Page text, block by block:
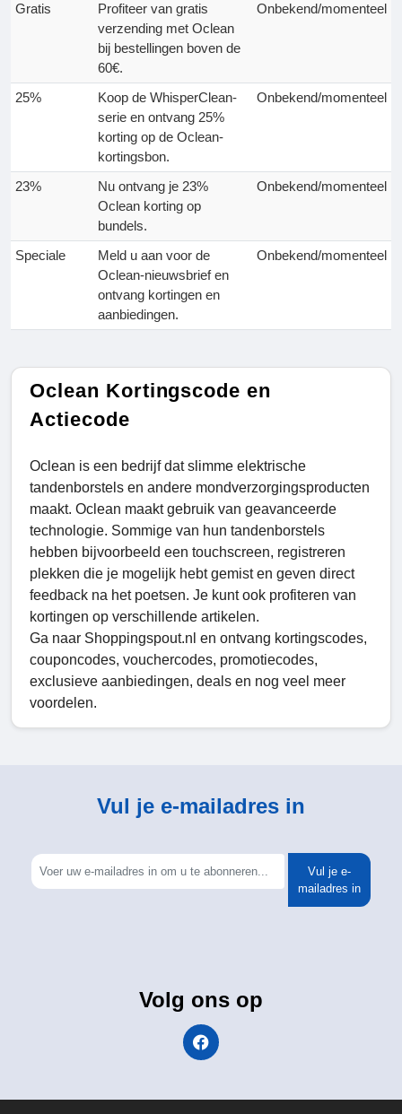
Gratis
Profiteer van gratis
verzending met Oclean
bij bestellingen boven de
60€.
Onbekend/momenteel
25%
Koop de WhisperClean-
serie en ontvang 25%
korting op de Oclean-
kortingsbon.
Onbekend/momenteel
23%
Nu ontvang je 23%
Oclean korting op
bundels.
Onbekend/momenteel
Speciale
Meld u aan voor de
Oclean-nieuwsbrief en
ontvang kortingen en
aanbiedingen.
Onbekend/momenteel
Oclean Kortingscode en
Actiecode
Oclean is een bedrijf dat slimme elektrische
tandenborstels en andere mondverzorgingsproducten
maakt. Oclean maakt gebruik van geavanceerde
technologie. Sommige van hun tandenborstels
hebben bijvoorbeeld een touchscreen, registreren
plekken die je mogelijk hebt gemist en geven direct
feedback na het poetsen. Je kunt ook profiteren van
kortingen op verschillende artikelen.
Ga naar Shoppingspout.nl en ontvang kortingscodes,
couponcodes, vouchercodes, promotiecodes,
exclusieve aanbiedingen, deals en nog veel meer
voordelen.
Vul je e-mailadres in
Vul je e-
mailadres in
Volg ons op